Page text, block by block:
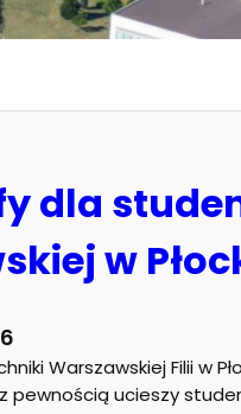
dla
w
Warszawskiej Filii w
pewnością ucieszy